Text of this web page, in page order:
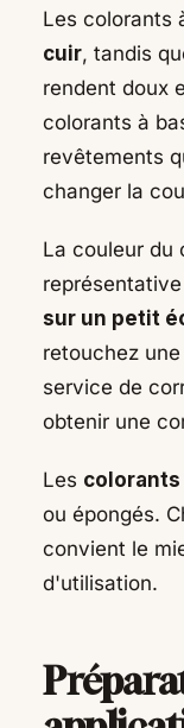
Les colorants
cuir, tandis
rendent doux
colorants à
revêtements
changer la
La couleur du
sur un petit
retouchez
service de
obtenir une
Les colorants
ou épongés.
convient le
d'utilisation.